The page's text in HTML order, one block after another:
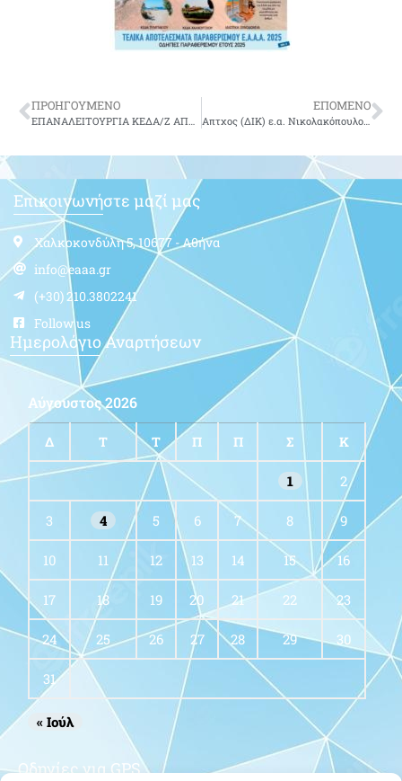
ΠΡΟΗΓΟΥΜΕΝΟ ΕΠΟΜΕΝΟ
Απτχος (ΔΙΚ) ε.α. Νικολακόπουλος Λάμπρος του Ξενοφώντος
Επικοινωνήστε μαζί μας
Χαλκοκονδύλη 5, 10677 - Αθήνα
info@eaaa.gr
(+30) 210.3802241
Follow us
Ημερολόγιο Αναρτήσεων
Αύγουστος 2026
Δ Τ Τ Π Π Σ Κ
1 2
3 4 5 6 7 8 9
10 11 12 13 14 15 16
17 18 19 20 21 22 23
24 25 26 27 28 29 30
31
« Ιούλ
Οδηγίες για GPS